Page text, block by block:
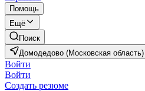
Помощь
Ещё
Поиск
Домодедово (Московская область)
Войти
Войти
Создать резюме